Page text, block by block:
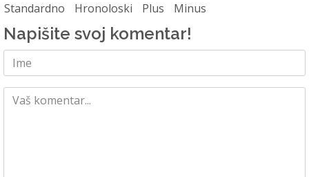
Standardno Hronoloski Plus Minus
Napišite svoj komentar!